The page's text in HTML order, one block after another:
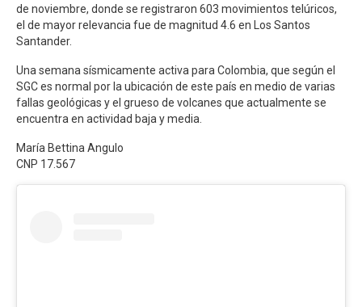
de noviembre, donde se registraron 603 movimientos telúricos,
el de mayor relevancia fue de magnitud 4.6 en Los Santos
Santander.
Una semana sísmicamente activa para Colombia, que según el
SGC es normal por la ubicación de este país en medio de varias
fallas geológicas y el grueso de volcanes que actualmente se
encuentra en actividad baja y media.
María Bettina Angulo
CNP 17.567